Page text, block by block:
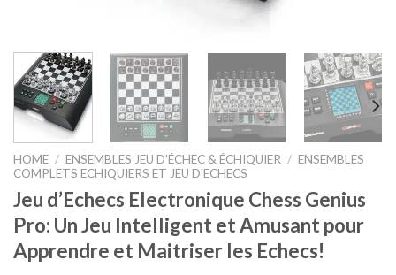
HOME / ENSEMBLES JEU D’ÉCHEC & ÉCHIQUIER / ENSEMBLES
COMPLETS ECHIQUIERS ET JEU D'ECHECS
Jeu d’Echecs Electronique Chess Genius
Pro: Un Jeu Intelligent et Amusant pour
Apprendre et Maitriser les Echecs!